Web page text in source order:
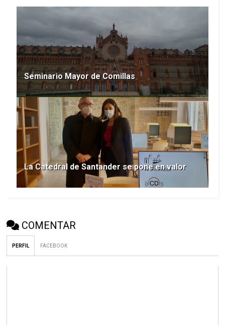
Seminario Mayor de Comillas
La Catedral de Santander se pone en valor
COMENTAR
PERFIL FACEBOOK